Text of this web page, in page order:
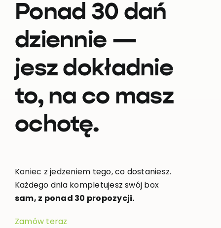
Ponad 30 dań
dziennie —
jesz dokładnie
to, na co masz
ochotę.
Koniec z jedzeniem tego, co dostaniesz.
Każdego dnia kompletujesz swój box
sam, z ponad 30 propozycji.
Zamów teraz